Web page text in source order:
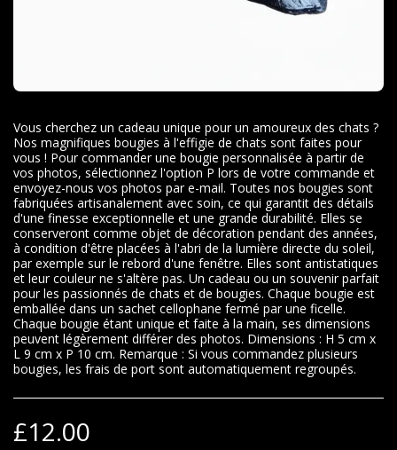
Vous cherchez un cadeau unique pour un amoureux des chats ?
Nos magnifiques bougies à l'effigie de chats sont faites pour
vous ! Pour commander une bougie personnalisée à partir de
vos photos, sélectionnez l'option P lors de votre commande et
envoyez-nous vos photos par e-mail. Toutes nos bougies sont
fabriquées artisanalement avec soin, ce qui garantit des détails
d'une finesse exceptionnelle et une grande durabilité. Elles se
conserveront comme objet de décoration pendant des années,
à condition d'être placées à l'abri de la lumière directe du soleil,
par exemple sur le rebord d'une fenêtre. Elles sont antistatiques
et leur couleur ne s'altère pas. Un cadeau ou un souvenir parfait
pour les passionnés de chats et de bougies. Chaque bougie est
emballée dans un sachet cellophane fermé par une ficelle.
Chaque bougie étant unique et faite à la main, ses dimensions
peuvent légèrement différer des photos. Dimensions : H 5 cm x
L 9 cm x P 10 cm. Remarque : Si vous commandez plusieurs
bougies, les frais de port sont automatiquement regroupés.
£12.00